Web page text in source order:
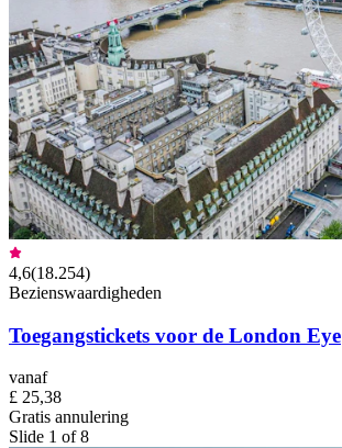
4,6(18.254)
Bezienswaardigheden
Toegangstickets voor de London Eye
vanaf
£ 25,38
Gratis annulering
Slide 1 of 8